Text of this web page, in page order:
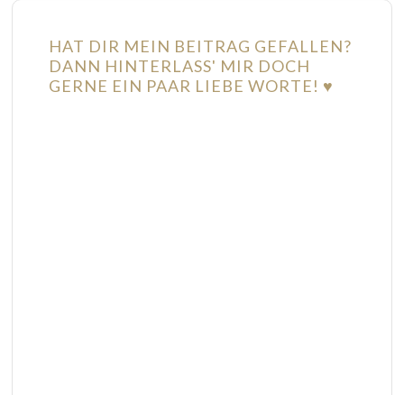
HAT DIR MEIN BEITRAG GEFALLEN?
DANN HINTERLASS' MIR DOCH
GERNE EIN PAAR LIEBE WORTE! ♥